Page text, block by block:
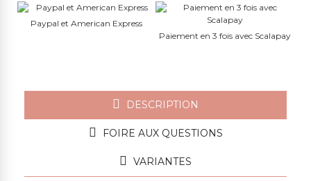
Paypal et American Express
Paiement en 3 fois avec Scalapay
DESCRIPTION
FOIRE AUX QUESTIONS
VARIANTES